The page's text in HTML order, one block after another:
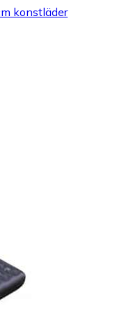
konstläder